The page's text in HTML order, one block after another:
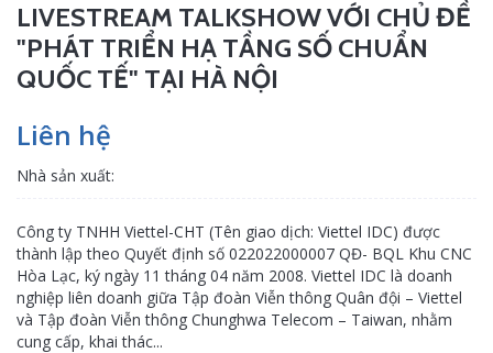
LIVESTREAM TALKSHOW VỚI CHỦ ĐỀ
"PHÁT TRIỂN HẠ TẦNG SỐ CHUẨN
QUỐC TẾ" TẠI HÀ NỘI
Liên hệ
Nhà sản xuất:
Công ty TNHH Viettel-CHT (Tên giao dịch: Viettel IDC) được
thành lập theo Quyết định số 022022000007 QĐ- BQL Khu CNC
Hòa Lạc, ký ngày 11 tháng 04 năm 2008. Viettel IDC là doanh
nghiệp liên doanh giữa Tập đoàn Viễn thông Quân đội – Viettel
và Tập đoàn Viễn thông Chunghwa Telecom – Taiwan, nhằm
cung cấp, khai thác...